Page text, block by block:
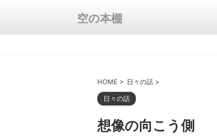
空の本棚
HOME > 日々の話 >
日々の話
想像の向こう側